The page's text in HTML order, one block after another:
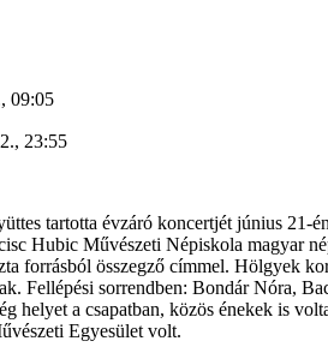
09:05
23:55
tartotta évzáró koncertjét június 21-
Hubic Művészeti Népiskola magyar
forrásból összegző címmel. Hölgyek
Fellépési sorrendben: Bondár Nóra,
helyet a csapatban, közös énekek is
Egyesület volt.